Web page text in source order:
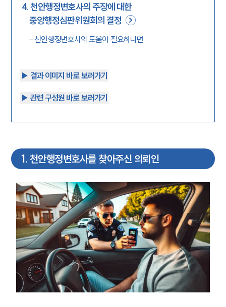
4.천안행정변호사의 주장에 대한
중앙행정심판위원회의 결정
- 천안행정변호사의 도움이 필요하다면
▶︎ 결과 이미지 바로 보러가기
▶︎ 관련 구성원 바로 보러가기
1. 천안행정변호사를 찾아주신 의뢰인